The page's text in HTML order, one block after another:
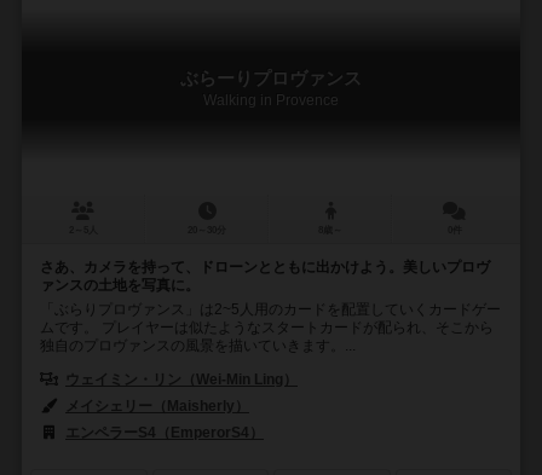
ぶらーりプロヴァンス
Walking in Provence
さあ、カメラを持って、ドローンとともに出かけよう。美しいプロヴ
ァンスの土地を写真に。
「ぶらりプロヴァンス」は2~5人用のカードを配置していくカードゲー
ムです。 プレイヤーは似たようなスタートカードが配られ、そこから
独自のプロヴァンスの風景を描いていきます。...
ウェイミン・リン（Wei-Min Ling）
メイシェリー（Maisherly）
エンペラーS4（EmperorS4）